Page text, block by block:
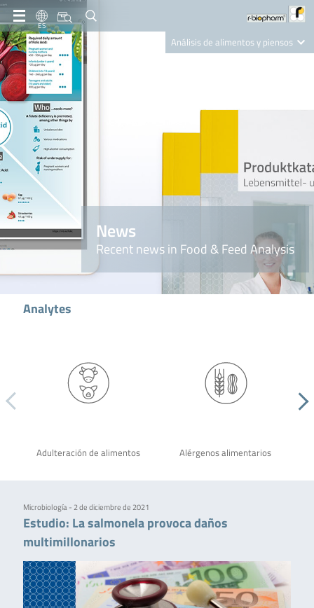
ES
Análisis de alimentos y piensos
Nutrition Care
News
Recent news in Food & Feed Analysis
Analytes
Adulteración de alimentos Alérgenos alimentarios
Microbiología - 2 de diciembre de 2021
Estudio: La salmonela provoca daños
multimillonarios